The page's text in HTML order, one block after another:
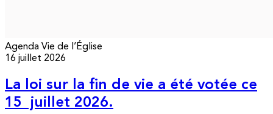
Agenda Vie de l’Église
16 juillet 2026
La loi sur la fin de vie a été votée ce
15 juillet 2026.